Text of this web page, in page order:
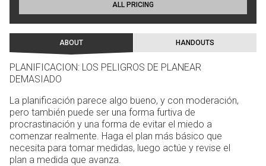
ALL PRICING
ABOUT HANDOUTS
PLANIFICACION: LOS PELIGROS DE PLANEAR
DEMASIADO
La planificación parece algo bueno, y con moderación,
pero también puede ser una forma furtiva de
procrastinación y una forma de evitar el miedo a
comenzar realmente. Haga el plan más básico que
necesita para tomar medidas, luego actúe y revise el
plan a medida que avanza.